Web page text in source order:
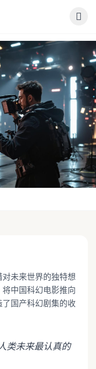
未来世界的独特想
中国科幻电影推向
国产科幻剧集的收
类未来最认真的